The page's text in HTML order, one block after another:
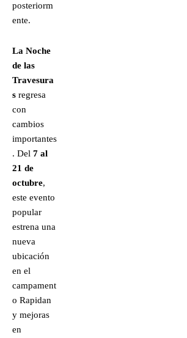
posteriorm
ente.
La Noche
de las
Travesura
s regresa
con
cambios
importantes
. Del 7 al
21 de
octubre,
este evento
popular
estrena una
nueva
ubicación
en el
campament
o Rapidan
y mejoras
en